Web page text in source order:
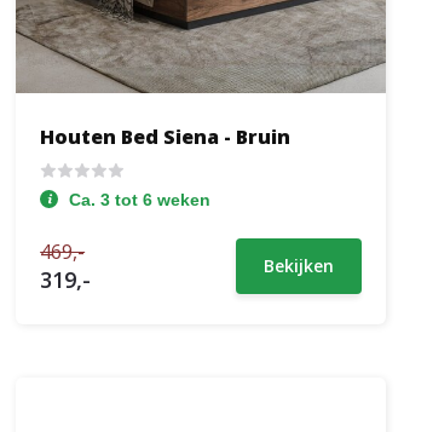
Houten Bed Siena - Bruin
Ca. 3 tot 6 weken
469,-
319,- Bekijken